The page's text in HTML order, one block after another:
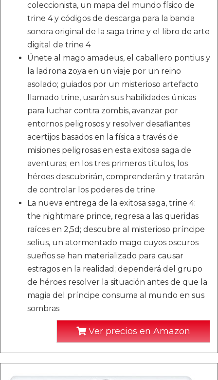
coleccionista, un mapa del mundo físico de
trine 4 y códigos de descarga para la banda
sonora original de la saga trine y el libro de arte
digital de trine 4
Únete al mago amadeus, el caballero pontius y
la ladrona zoya en un viaje por un reino
asolado; guiados por un misterioso artefacto
llamado trine, usarán sus habilidades únicas
para luchar contra zombis, avanzar por
entornos peligrosos y resolver desafiantes
acertijos basados en la física a través de
misiones peligrosas en esta exitosa saga de
aventuras; en los tres primeros títulos, los
héroes descubrirán, comprenderán y tratarán
de controlar los poderes de trine
La nueva entrega de la exitosa saga, trine 4:
the nightmare prince, regresa a las queridas
raíces en 2,5d; descubre al misterioso príncipe
selius, un atormentado mago cuyos oscuros
sueños se han materializado para causar
estragos en la realidad; dependerá del grupo
de héroes resolver la situación antes de que la
magia del príncipe consuma al mundo en sus
sombras
Ver precios en Amazon